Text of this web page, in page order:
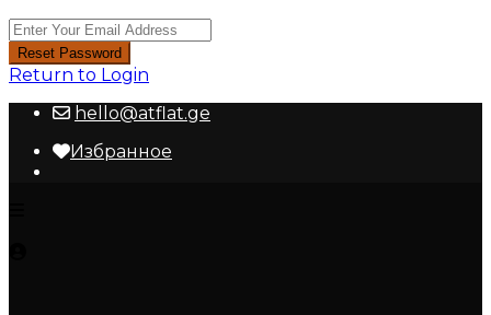
Reset Password
Return to Login
hello@atflat.ge
Избранное